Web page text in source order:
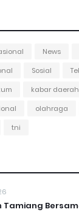
News
Sosial
kabar daerah
olahraga
tni
Tamiang